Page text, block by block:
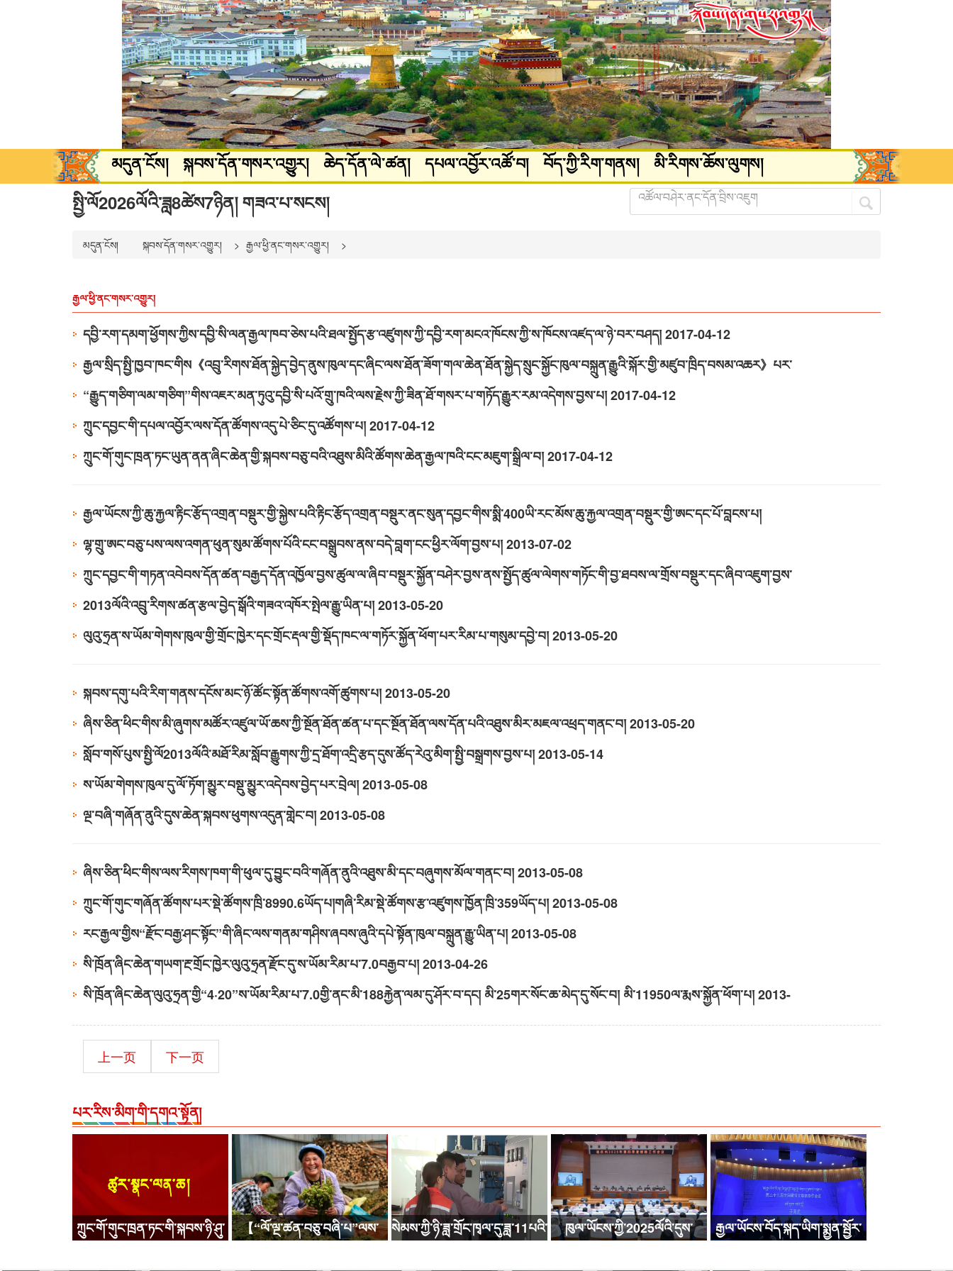
མདུན་ངོས། སྐབས་དོན་གསར་འགྱུར། ཆེད་དོན་ལེ་ཚན། དཔལ་འབྱོར་འཚོ་བ། བོད་ཀྱི་རིག་གནས།
མི་རིགས་ཆོས་ལུགས།
སྐྱེ་ཁམས་ཡུལ་སྐོར།
སྒྲ་བརྙན་དགའ་ཚལ།
སྤྱི་ལོ2026ལོའི་ཟླ8ཚེས7ཉིན། གཟའ་པ་སངས།
མདུན་ངོས། སྐབས་དོན་གསར་འགྱུར། རྒྱལ་ཕྱི་ནང་གསར་འགྱུར།
རྒྱལ་ཕྱི་ནང་གསར་འགྱུར།
དབྱི་རག་དམག་ཕྱོགས་ཀྱིས་དབྱི་སི་ལན་རྒྱལ་ཁབ་ཅེས་པའི་ཐལ་སྤྱོད་རྩ་འཛུགས་ཀྱི་དབྱི་རག་མངའ་ཁོངས་ཀྱི་ས་ཁོངས་འཛད་ལ་ཉེ་བར་བཤད།2017-04-12
རྒྱལ་སྲིད་སྤྱི་ཁྱབ་ཁང་གིས《འབྲུ་རིགས་ཐོན་སྐྱེད་བྱེད་ནུས་ཁུལ་དང་ཞིང་ལས་ཐོན་ཟོག་གལ་ཆེན་ཐོན་སྐྱེད་སྲུང་སྐྱོང་ཁུལ་བསྐྲུན་རྒྱུའི་སྐོར་གྱི་མཛུབ་ཁྲིད་བསམ་འཆར》པར་
འགྲེམས་བྱས་པ།2017-04-12
“རྒྱུད་གཅིག་ལམ་གཅིག”གིས་འཇར་མན་ཏུའུ་དབྱི་སི་པའོ་གྲུ་ཁའི་ལས་རྗེས་ཀྱི་ཟིན་ཐོ་གསར་པ་གཏོད་རྒྱུར་རམ་འདེགས་བྱས་པ།2017-04-12
ཀྲུང་དབྱང་གི་དཔལ་འབྱོར་ལས་དོན་ཚོགས་འདུ་པེ་ཅིང་དུ་འཚོགས་པ།2017-04-12
ཀྲུང་གོ་གུང་ཁྲན་ཏང་ཡུན་ནན་ཞིང་ཆེན་གྱི་སྐབས་བཅུ་བའི་འཐུས་མིའི་ཚོགས་ཆེན་རྒྱལ་ཁའི་ངང་མཇུག་སྒྲིལ་བ།2017-04-12
རྒྱལ་ཡོངས་ཀྱི་ཆུ་རྐྱལ་རྟིང་རྩོད་འགྲན་བསྡུར་གྱི་སྐྱེས་པའི་རྟིང་རྩོད་འགྲན་བསྡུར་ནང་སུན་དབྱང་གིས་སྨི་400ཡི་རང་མོས་ཆུ་རྐྱལ་འགྲན་བསྡུར་གྱི་ཨང་དང་པོ་བླངས་པ།
2017-04-12
ལྷ་གྲུ་ཨང་བཅུ་པས་ལས་འགན་ཕུན་སུམ་ཚོགས་པོའི་ངང་བསྒྲུབས་ནས་བདེ་བླག་ངང་ཕྱིར་ལོག་བྱས་པ།2013-07-02
ཀྲུང་དབྱང་གི་གཏན་འབེབས་དོན་ཚན་བརྒྱད་དོན་འཁྱོལ་བྱས་ཚུལ་ལ་ཞིབ་བསྡུར་སྐྱོན་བཤེར་བྱས་ནས་སྤྱོད་ཚུལ་ལེགས་གཏོང་གི་བྱ་ཐབས་ལ་གྲོས་བསྡུར་དང་ཞིབ་འཇུག་བྱས་
པ།2013-07-02
2013ལོའི་འབྲུ་རིགས་ཚན་རྩལ་བྱེད་སྒོའི་གཟའ་འཁོར་སྤེལ་རྒྱུ་ཡིན་པ།2013-05-20
ལུའུ་ཧྲན་ས་ཡོམ་གེགས་ཁུལ་གྱི་གྲོང་ཁྱེར་དང་གྲོང་རྡལ་གྱི་སྡོད་ཁང་ལ་གཏོར་སྐྱོན་ཕོག་པར་རིམ་པ་གསུམ་དབྱེ་བ།2013-05-20
སྐབས་དགུ་པའི་རིག་གནས་དངོས་མང་ཉོ་ཚོང་སྟོན་ཚོགས་འགོ་ཚུགས་པ།2013-05-20
ཞིས་ཅིན་ཕིང་གིས་མི་ཞུགས་མཚོར་འཛུལ་ཡོ་ཆས་ཀྱི་སྔོན་ཐོན་ཚན་པ་དང་སྔོན་ཐོན་ལས་དོན་པའི་འཐུས་མིར་མཇལ་འཕྲད་གནང་བ།2013-05-20
སློབ་གསོ་པུས་སྤྱི་ལོ2013ལོའི་མཐོ་རིམ་སློབ་རྒྱུགས་ཀྱི་དྲ་ཐོག་འདྲི་རྩད་དུས་ཚོད་རེའུ་མིག་སྤྱི་བསྒྲགས་བྱས་པ།2013-05-14
ས་ཡོམ་གེགས་ཁུལ་དུ་ལོ་ཏོག་མྱུར་བསྡུ་མྱུར་འདེབས་བྱེད་པར་བྲེལ།2013-05-08
ལྔ་བཞི་གཞོན་ནུའི་དུས་ཆེན་སྐབས་ཕུགས་འདུན་གླེང་བ།2013-05-08
ཞིས་ཅིན་ཕིང་གིས་ལས་རིགས་ཁག་གི་ཕུལ་དུ་བྱུང་བའི་གཞོན་ནུའི་འཐུས་མི་དང་བཞུགས་མོལ་གནང་བ།2013-05-08
ཀྲུང་གོ་གུང་གཞོན་ཚོགས་པར་སྡེ་ཚོགས་ཁྲི་8990.6ཡོད་པ།གཞི་རིམ་སྡེ་ཚོགས་རྩ་འཛུགས་ཁྱོན་ཁྲི་359ཡོད་པ།2013-05-08
རང་རྒྱལ་གྱིས“རྫོང་བརྒྱ་ཤང་སྟོང”གི་ཞིང་ལས་གནམ་གཤིས་ཞབས་ཞུའི་དཔེ་སྟོན་ཁུལ་བསྐྲུན་རྒྱུ་ཡིན་པ།2013-05-08
སི་ཁྲོན་ཞིང་ཆེན་གཡག་རྔ་གྲོང་ཁྱེར་ལུའུ་ཧྲན་རྫོང་དུ་ས་ཡོམ་རིམ་པ་7.0བརྒྱབ་པ།2013-04-26
སི་ཁྲོན་ཞིང་ཆེན་ལུའུ་ཧྲན་གྱི“4·20”ས་ཡོམ་རིམ་པ་7.0གྱི་ནང་མི་188རྐྱེན་ལམ་དུ་ཤོར་བ་དང། མི་25གར་སོང་ཆ་མེད་དུ་སོང་བ། མི་11950ལ་རྨས་སྐྱོན་ཕོག་པ།2013-
04-26
上一页
下一页
པར་རིས་མིག་གི་དགའ་སྟོན།
ཀྲུང་གོ་གུང་ཁྲན་ཏང་གི་སྐབས་ཉི་ཤུ་
【“ལོ་ལྔ་ཚན་བཅུ་བཞི་པ”ལས་
སེམས་ཀྱི་ཉི་ཟླ་གྲོང་ཁྭལ་དུ་ཟླ་11པའི་
ཁུལ་ཡོངས་ཀྱི་2025ལོའི་དུས་
རྒྱལ་ཡོངས་བོད་སྐད་ཡིག་སྨྱན་སྦྱོར་